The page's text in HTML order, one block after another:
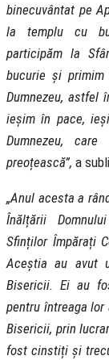
binecuvântat pe
la templu cu
participăm la
bucurie și
Dumnezeu, astfel
ieșim în pace,
Dumnezeu,
preoțească”, a
„Anul acesta a
Înălțării
Sfinților Împărați
Aceștia au avut
Bisericii. Ei au
pentru întreaga
Bisericii, prin
fost cinstiți și